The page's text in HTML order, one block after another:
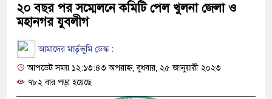
২০ বছর পর সম্মেলনে কমিটি পেল খুলনা জেলা ও
মহানগর যুবলীগ
আমাদের মার্তৃভূমি ডেস্ক :
আপডেট সময় ১২:১৩:৪৩ অপরাহ্ন, বুধবার, ২৫ জানুয়ারী ২০২৩
৭৮২ বার পড়া হয়েছে